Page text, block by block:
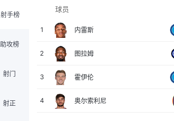
射手榜
助攻榜
射门
射正
球员
1 内雷斯
2 图拉姆
3 霍伊伦
4 奥尔索利尼